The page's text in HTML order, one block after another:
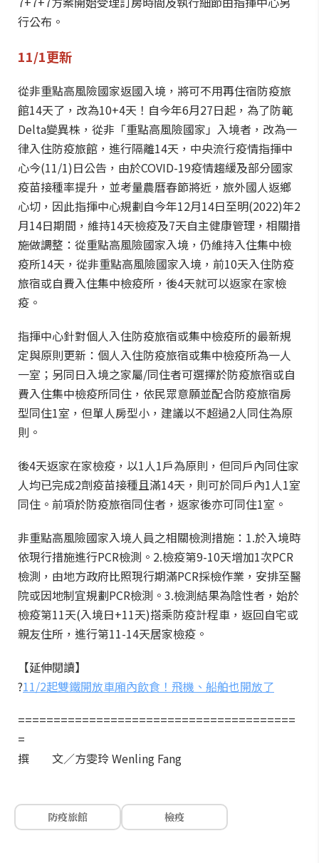
行公布。
11/1更新
從非重點高風險國家返國入境，將可不用再住宿防疫旅
館14天了，改為10+4天！自今年6月27日起，為了防範
Delta變異株，從非「重點高風險國家」入境者，改為一
律入住防疫旅館，進行隔離14天，中央流行疫情指揮中
心今(11/1)日公告，由於COVID-19疫情趨緩及部分國家
疫苗接種率提升，並考量農曆春節將近，旅外國人返鄉
心切，因此指揮中心規劃自今年12月14日至明(2022)年2
月14日期間，維持14天檢疫及7天自主健康管理，相關措
施做調整：從重點高風險國家入境，仍維持入住集中檢
疫所14天，從非重點高風險國家入境，前10天入住防疫
旅宿或自費入住集中檢疫所，後4天就可以返家在家檢
疫。
指揮中心針對個人入住防疫旅宿或集中檢疫所的最新規
定與原則更新：個人入住防疫旅宿或集中檢疫所為一人
一室；另同日入境之家屬/同住者可選擇於防疫旅宿或自
費入住集中檢疫所同住，依民眾意願並配合防疫旅宿房
型同住1室，但單人房型小，建議以不超過2人同住為原
則。
後4天返家在家檢疫，以1人1戶為原則，但同戶內同住家
人均已完成2劑疫苗接種且滿14天，則可於同戶內1人1室
同住。前項於防疫旅宿同住者，返家後亦可同住1室。
非重點高風險國家入境人員之相關檢測措施：1.於入境時
依現行措施進行PCR檢測。2.檢疫第9-10天增加1次PCR
檢測，由地方政府比照現行期滿PCR採檢作業，安排至醫
院或因地制宜規劃PCR檢測。3.檢測結果為陰性者，始於
檢疫第11天(入境日+11天)搭乘防疫計程車，返回自宅或
親友住所，進行第11-14天居家檢疫。
【延伸閱讀】
?11/2起雙鐵開放車廂內飲食！飛機、船舶也開放了
=======================================
=
撰 文／方雯玲 Wenling Fang
防疫旅館 檢疫